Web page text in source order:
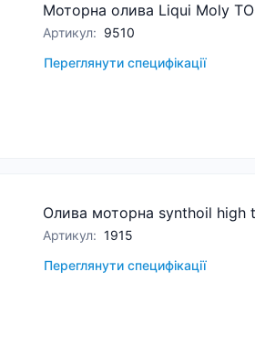
Моторна олива Liqui Moly
Артикул: 9510
Переглянути специфікації
Олива моторна synthoil high
Артикул: 1915
Переглянути специфікації